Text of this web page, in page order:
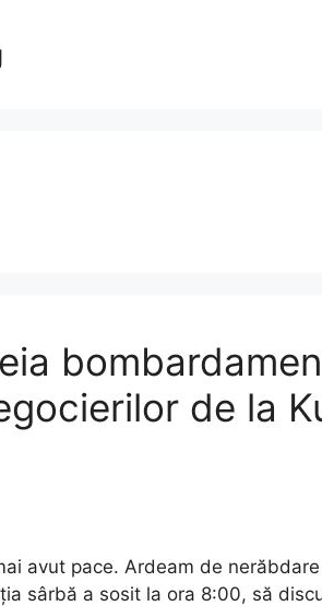
de la
avut pace. Ardeam de
sârbă a sosit la ora 8:00, să